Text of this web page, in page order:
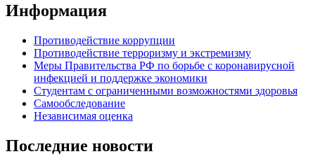
Информация
Противодействие коррупции
Противодействие терроризму и экстремизму
Меры Правительства РФ по борьбе с коронавирусной
инфекцией и поддержке экономики
Студентам с ограниченными возможностями здоровья
Самообследование
Независимая оценка
Последние новости